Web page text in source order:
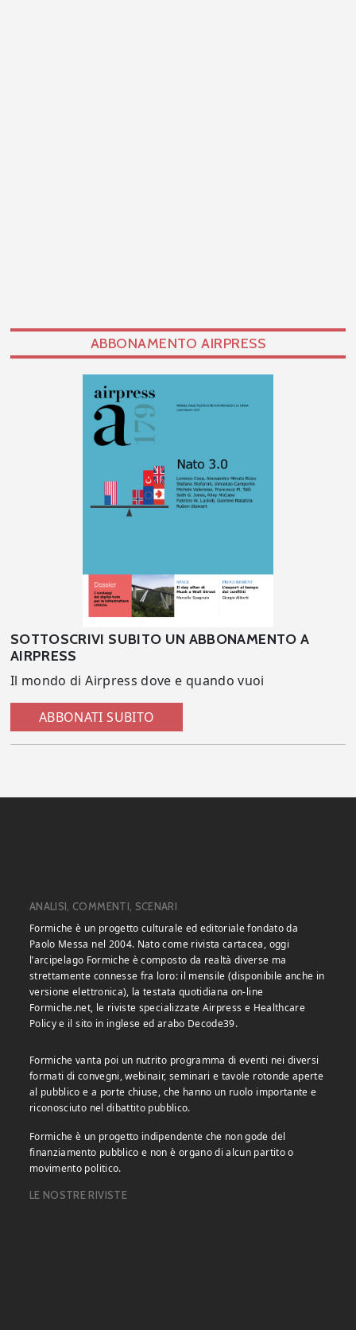
ABBONAMENTO AIRPRESS
SOTTOSCRIVI SUBITO UN ABBONAMENTO A
AIRPRESS
Il mondo di Airpress dove e quando vuoi
ABBONATI SUBITO
ANALISI, COMMENTI, SCENARI
Formiche è un progetto culturale ed editoriale fondato da
Paolo Messa nel 2004. Nato come rivista cartacea, oggi
l’arcipelago Formiche è composto da realtà diverse ma
strettamente connesse fra loro: il mensile (disponibile anche in
versione elettronica), la testata quotidiana on-line
Formiche.net, le riviste specializzate Airpress e Healthcare
Policy e il sito in inglese ed arabo Decode39.
Formiche vanta poi un nutrito programma di eventi nei diversi
formati di convegni, webinair, seminari e tavole rotonde aperte
al pubblico e a porte chiuse, che hanno un ruolo importante e
riconosciuto nel dibattito pubblico.
Formiche è un progetto indipendente che non gode del
finanziamento pubblico e non è organo di alcun partito o
movimento politico.
LE NOSTRE RIVISTE